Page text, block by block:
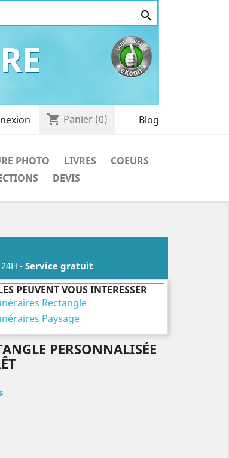

shopping_cart Panier (0) Blog
PHOTO LIVRES
COEURS
DEVIS
- Service gratuit
PEUVENT VOUS INTERESSER
Rectangle
Paysage
PERSONNALISÉE